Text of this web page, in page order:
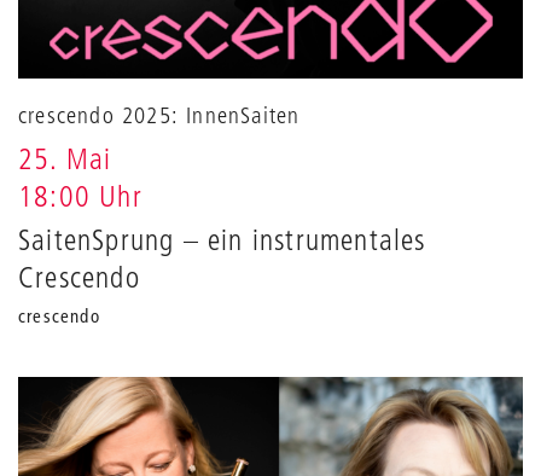
crescendo 2025: InnenSaiten
25. Mai
18:00 Uhr
SaitenSprung – ein instrumentales
Crescendo
crescendo